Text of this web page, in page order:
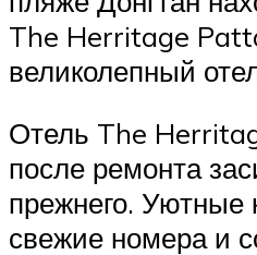
The Herritage
великолепный
Отель The
после ремонта
прежнего. Уютные
свежие номера и